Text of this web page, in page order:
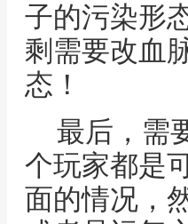
子的污染形
剩需要改血
态！
最后，需
个玩家都是
面的情况，